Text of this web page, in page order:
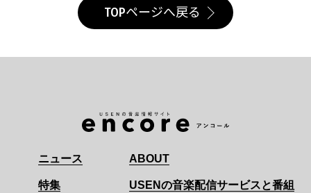
TOPページへ戻る
ニュース
特集
ABOUT
USENの音楽配信サービスと番組